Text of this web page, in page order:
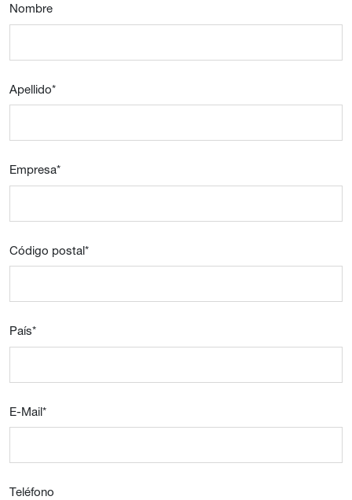
Nombre
Apellido*
Empresa*
Código postal*
País*
E-Mail*
Teléfono